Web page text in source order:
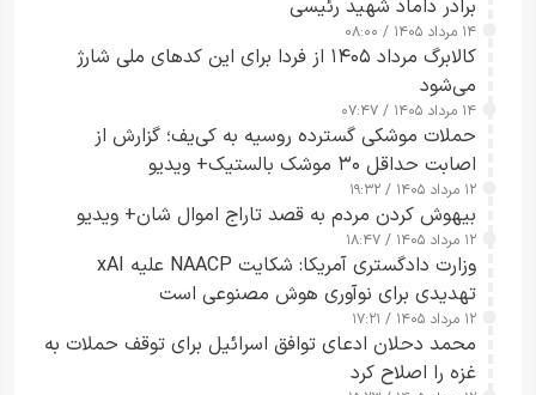
برادر داماد شهید رئیسی
۱۴ مرداد ۱۴۰۵ / ۰۸:۰۰
کالابرگ مرداد ۱۴۰۵ از فردا برای این کدهای ملی شارژ
می‌شود
۱۴ مرداد ۱۴۰۵ / ۰۷:۴۷
حملات موشکی گسترده روسیه به کی‌یف؛ گزارش از
اصابت حداقل ۳۰ موشک بالستیک+ ویدیو
۱۲ مرداد ۱۴۰۵ / ۱۹:۳۲
بیهوش کردن مردم به قصد تاراج اموال شان+ ویدیو
۱۲ مرداد ۱۴۰۵ / ۱۸:۴۷
وزارت دادگستری آمریکا: شکایت NAACP علیه xAI
تهدیدی برای نوآوری هوش مصنوعی است
۱۲ مرداد ۱۴۰۵ / ۱۷:۲۱
محمد دحلان ادعای توافق اسرائیل برای توقف حملات به
غزه را اصلاح کرد